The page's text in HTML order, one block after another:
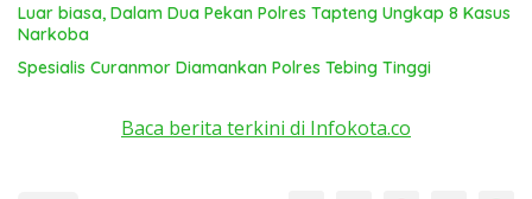
Luar biasa, Dalam Dua Pekan Polres Tapteng Ungkap 8 Kasus
Narkoba
Spesialis Curanmor Diamankan Polres Tebing Tinggi
Baca berita terkini di Infokota.co